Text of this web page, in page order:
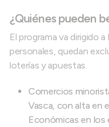
¿Quiénes pueden
El programa va dirigido
personales, quedan
loterías y apuestas.
Comercios
Vasca, con alta en
Económicas en